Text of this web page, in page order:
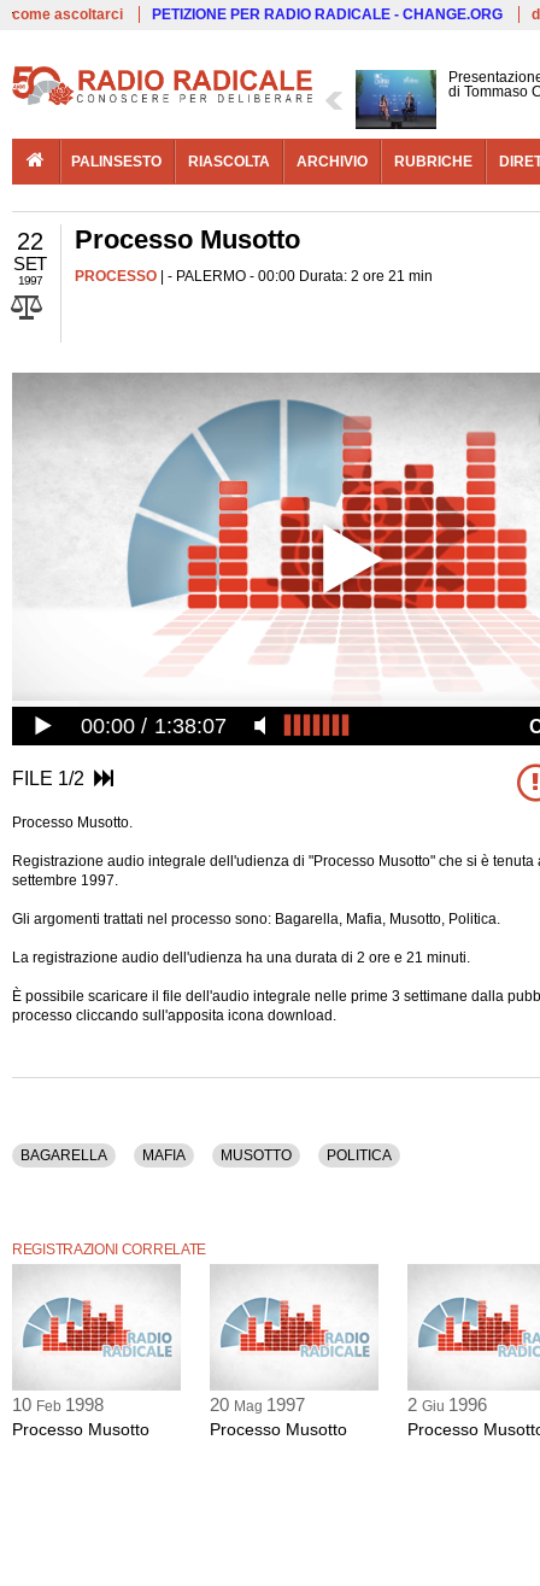
come ascoltarci PETIZIONE PER RADIO RADICALE - CHANGE.ORG
di Tommaso
PALINSESTO RIASCOLTA ARCHIVIO RUBRICHE
22
SET
1997
Processo Musotto
PROCESSO | - PALERMO - 00:00 Durata: 2 ore 21 min
00:00 1:38:07
FILE 1/2
Processo Musotto.
Registrazione audio integrale dell'udienza di "Processo Musotto" che si è
settembre 1997.
Gli argomenti trattati nel processo sono: Bagarella, Mafia, Musotto, Politica.
La registrazione audio dell'udienza ha una durata di 2 ore e 21 minuti.
È possibile scaricare il file dell'audio integrale nelle prime 3 settimane dalla
processo cliccando sull'apposita icona download.
BAGARELLA MAFIA MUSOTTO POLITICA
REGISTRAZIONI CORRELATE
10 Feb 1998
Processo Musotto
20 Mag 1997
Processo Musotto
2 Giu 1996
Processo